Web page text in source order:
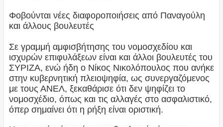
Φοβούνται νέες διαφοροποιήσεις από Παναγούλη
και άλλους βουλευτές
Σε γραμμή αμφισβήτησης του νομοσχεδίου και
ισχυρών επιφυλάξεων είναι και άλλοι βουλευτές του
ΣΥΡΙΖΑ, ενώ ήδη ο Νίκος Νικολόπουλος που ανήκε
στην κυβερνητική πλειοψηφία, ως συνεργαζόμενος
με τους ΑΝΕΛ, ξεκαθάρισε ότι δεν ψηφίζει το
νομοσχέδιο, όπως και τις αλλαγές στο ασφαλιστικό,
όπερ σημαίνει ότι η ρήξη είναι οριστική.